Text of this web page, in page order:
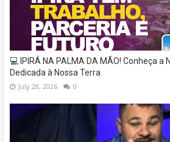
💻 IPIRÁ NA PALMA DA MÃO! Conheça a
Dedicada à Nossa Terra
July 28, 2026 0